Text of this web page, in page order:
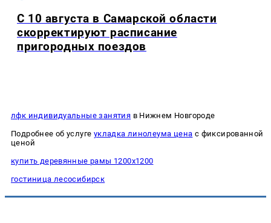
С 10 августа в Самарской области
скорректируют расписание
пригородных поездов
лфк индивидуальные занятия в Нижнем Новгороде
Подробнее об услуге укладка линолеума цена с фиксированной
ценой
купить деревянные рамы 1200х1200
гостиница лесосибирск